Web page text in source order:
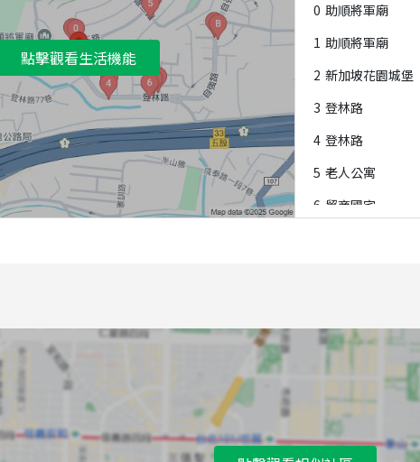
點擊觀看生活機能
0 助順將軍廟
1 助順將軍廟
2 新加坡花園城堡
3 登林路
4 登林路
5 老人公寓
6 貿商國宅
明德路口
明德路口